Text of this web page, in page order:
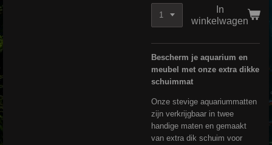
In
winkelwagen
Bescherm je aquarium en
meubel met onze extra dikke
schuimmat
Onze stevige aquariummatten
zijn verkrijgbaar in twee
handige maten en gemaakt
van extra dik schuim voor